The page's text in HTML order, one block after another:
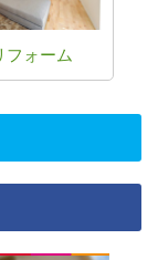
フォーム